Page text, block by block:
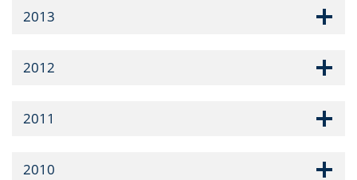
2013
2012
2011
2010